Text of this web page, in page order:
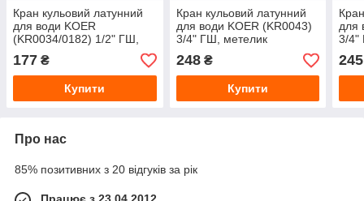
Кран кульовий латунний
для води KOER
(KR0034/0182) 1/2" ГШ,
метелик
177 ₴
Купити
Кран кульовий латунний
для води KOER (KR0043)
3/4" ГШ, метелик
248₴
Купити
для
3/4"
245
Про нас
85% позитивних з 20 відгуків за рік